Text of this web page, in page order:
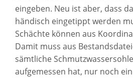
eingeben. Neu ist aber, dass
händisch eingetippt werden
Schächte können aus
Damit muss aus
sämtliche
aufgemessen hat, nur noch